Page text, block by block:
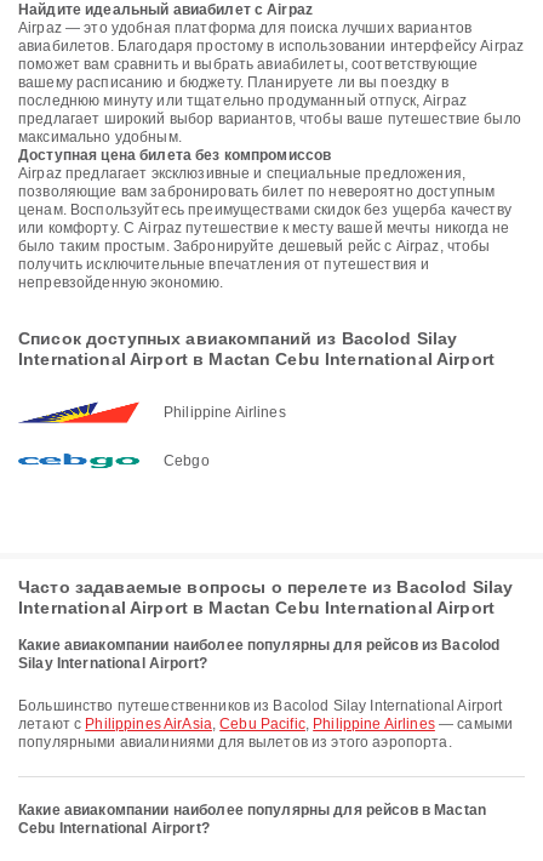
Найдите идеальный авиабилет с Airpaz
Airpaz — это удобная платформа для поиска лучших вариантов
авиабилетов. Благодаря простому в использовании интерфейсу Airpaz
поможет вам сравнить и выбрать авиабилеты, соответствующие
вашему расписанию и бюджету. Планируете ли вы поездку в
последнюю минуту или тщательно продуманный отпуск, Airpaz
предлагает широкий выбор вариантов, чтобы ваше путешествие было
максимально удобным.
Доступная цена билета без компромиссов
Airpaz предлагает эксклюзивные и специальные предложения,
позволяющие вам забронировать билет по невероятно доступным
ценам. Воспользуйтесь преимуществами скидок без ущерба качеству
или комфорту. С Airpaz путешествие к месту вашей мечты никогда не
было таким простым. Забронируйте дешевый рейс с Airpaz, чтобы
получить исключительные впечатления от путешествия и
непревзойденную экономию.
Список доступных авиакомпаний из Bacolod Silay
International Airport в Mactan Cebu International Airport
Philippine Airlines
Cebgo
Часто задаваемые вопросы о перелете из Bacolod Silay
International Airport в Mactan Cebu International Airport
Какие авиакомпании наиболее популярны для рейсов из Bacolod
Silay International Airport?
Большинство путешественников из Bacolod Silay International Airport
летают с Philippines AirAsia,Cebu Pacific, Philippine Airlines— самыми
популярными авиалиниями для вылетов из этого аэропорта.
Какие авиакомпании наиболее популярны для рейсов в Mactan
Cebu International Airport?